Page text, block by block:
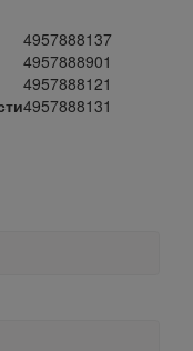
4957888137
4957888901
4957888121
4957888131